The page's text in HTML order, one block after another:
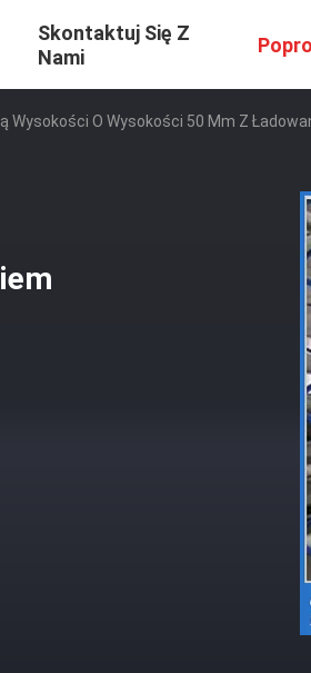
Skontaktuj Się Z
Nami
Wysokości O Wysokości 50 Mm Z